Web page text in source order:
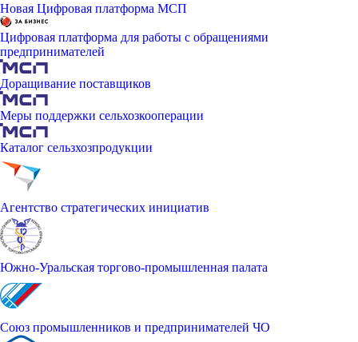
Новая Цифровая платформа МСП
Цифровая платформа для работы с обращениями
предпринимателей
Доращивание поставщиков
Меры поддержки сельхозкооперации
Каталог сельзхозпродукции
Агентство стратегических инициатив
Южно-Уральская торгово-промышленная палата
Союз промышленников и предпринимателей ЧО